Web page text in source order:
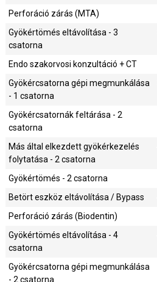
Perforáció zárás (MTA)
Gyökértömés eltávolítása - 3
csatorna
Endo szakorvosi konzultáció + CT
Gyökércsatorna gépi megmunkálása
- 1 csatorna
Gyökércsatornák feltárása - 2
csatorna
Más által elkezdett gyökérkezelés
folytatása - 2 csatorna
Gyökértömés - 2 csatorna
Betört eszköz eltávolítása / Bypass
Perforáció zárás (Biodentin)
Gyökértömés eltávolítása - 4
csatorna
Gyökércsatorna gépi megmunkálása
- 2 csatorna